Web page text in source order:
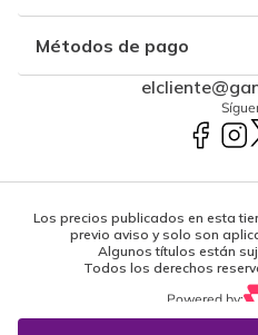
Métodos de pago
Los precios publicados en esta
previo aviso y solo son
Algunos títulos están
Todos los derechos
Powered by: